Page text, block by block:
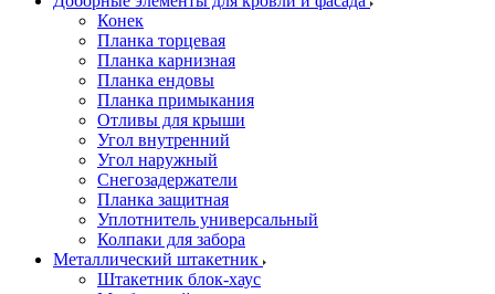
Конек
Планка торцевая
Планка карнизная
Планка ендовы
Планка примыкания
Отливы для крыши
Угол внутренний
Угол наружный
Снегозадержатели
Планка защитная
Уплотнитель универсальный
Колпаки для забора
Металлический штакетник
Штакетник блок-хаус